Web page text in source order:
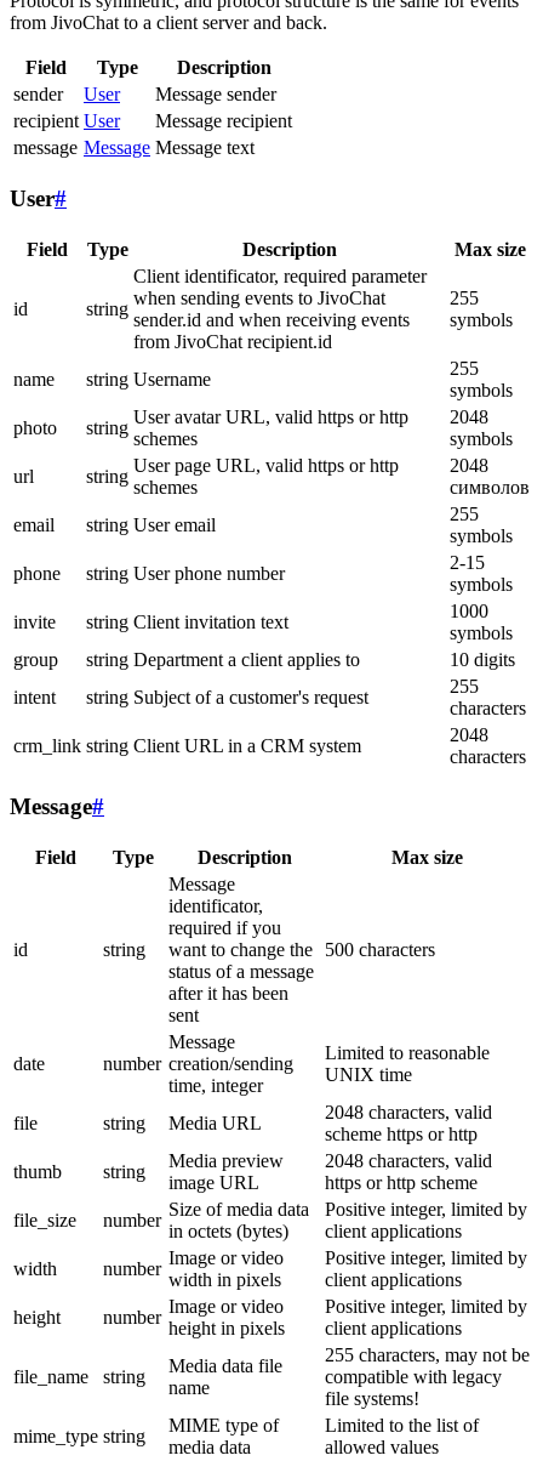
from JivoChat to a client server and back.
Field Type
Description
sender
User
Message sender
recipient User
Message recipient
message Message Message text
User#
Field Type Description Max size
id string
Client identificator, required parameter
when sending events to JivoChat
sender.id and when receiving events
from JivoChat recipient.id
255
symbols
name string Username
255
symbols
photo
string
User avatar URL, valid https or http
schemes
2048
symbols
url
string
User page URL, valid https or http
schemes
2048
символов
email
string User email
255
symbols
phone
string User phone number
2-15
symbols
invite
string Client invitation text
1000
symbols
group
string Department a client applies to
10 digits
intent
string Subject of a customer's request
255
characters
crm_link string Client URL in a CRM system
2048
characters
Message#
Field Type Description Max size
id string
Message
identificator,
required if you
want to change the
status of a message
after it has been
sent
500 characters
date number
Message
creation/sending
time, integer
Limited to reasonable
UNIX time
file string Media URL
2048 characters, valid
scheme https or http
thumb
string
Media preview
image URL
2048 characters, valid
https or http scheme
file_size
number
Size of media data
in octets (bytes)
Positive integer, limited by
client applications
width
number
Image or video
width in pixels
Positive integer, limited by
client applications
height
number
Image or video
height in pixels
Positive integer, limited by
client applications
file_name string
Media data file
name
255 characters, may not be
compatible with legacy
file systems!
mime_type string
MIME type of
media data
Limited to the list of
allowed values